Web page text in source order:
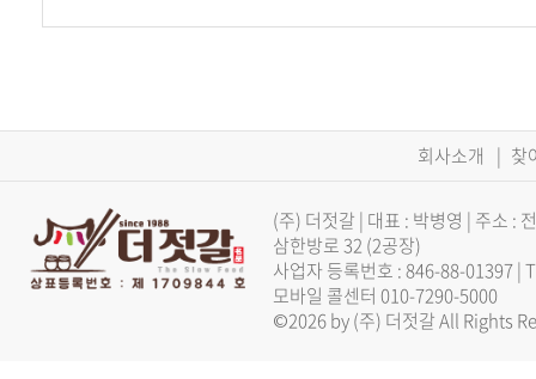
회사소개 | 찾
(주) 더젓갈 | 대표 : 박병영 | 주소 :
삼한방로 32 (2공장)
사업자 등록번호 : 846-88-01397 |
모바일 콜센터 010-7290-5000
©2026 by (주) 더젓갈 All Rights